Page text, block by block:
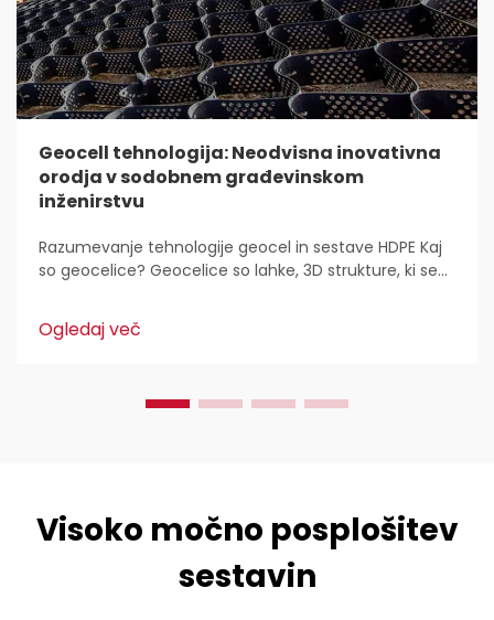
Geocell tehnologija: Neodvisna inovativna
orodja v sodobnem građevinskom
inženirstvu
Razumevanje tehnologije geocel in sestave HDPE Kaj
so geocelice? Geocelice so lahke, 3D strukture, ki se
gradbeništvu. Inženirji civilne zaščite jih imajo radi,
ker...
Ogledaj več
Visoko močno posplošitev
sestavin